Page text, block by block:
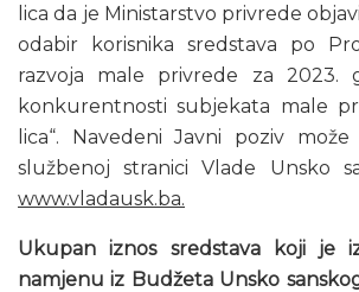
lica da je Ministarstvo privrede
odabir korisnika sredstava po
razvoja male privrede za 2023.
konkurentnosti subjekata male
lica“. Navedeni Javni poziv
službenoj stranici Vlade Unsko
www.vladausk.ba.
Ukupan iznos sredstava koji je
namjenu iz Budžeta Unsko